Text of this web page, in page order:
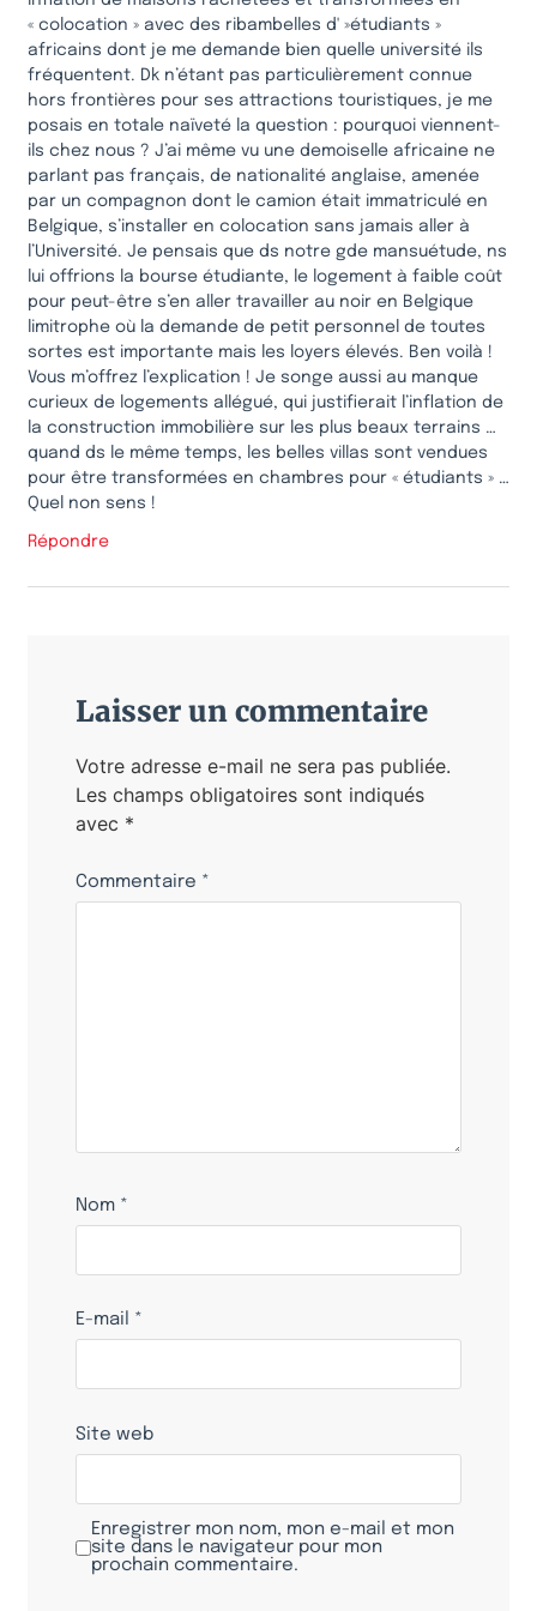
« colocation » avec des ribambelles d' »étudiants »
africains dont je me demande bien quelle université ils
fréquentent. Dk n’étant pas particulièrement connue
hors frontières pour ses attractions touristiques, je me
posais en totale naïveté la question : pourquoi viennent-
ils chez nous ? J’ai même vu une demoiselle africaine ne
parlant pas français, de nationalité anglaise, amenée
par un compagnon dont le camion était immatriculé en
Belgique, s’installer en colocation sans jamais aller à
l’Université. Je pensais que ds notre gde mansuétude, ns
lui offrions la bourse étudiante, le logement à faible coût
pour peut-être s’en aller travailler au noir en Belgique
limitrophe où la demande de petit personnel de toutes
sortes est importante mais les loyers élevés. Ben voilà !
Vous m’offrez l’explication ! Je songe aussi au manque
curieux de logements allégué, qui justifierait l’inflation de
la construction immobilière sur les plus beaux terrains …
quand ds le même temps, les belles villas sont vendues
pour être transformées en chambres pour « étudiants » …
Quel non sens !
Répondre
Laisser un commentaire
Votre adresse e-mail ne sera pas publiée.
Les champs obligatoires sont indiqués
avec *
Commentaire *
Nom *
E-mail *
Site web
Enregistrer mon nom, mon e-mail et mon
site dans le navigateur pour mon
prochain commentaire.